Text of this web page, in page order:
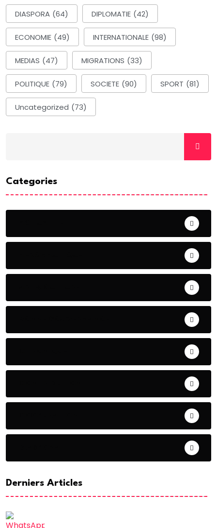
DIASPORA (64) DIPLOMATIE (42)
ECONOMIE (49) INTERNATIONALE (98)
MEDIAS (47) MIGRATIONS (33)
POLITIQUE (79) SOCIETE (90) SPORT (81)
Uncategorized (73)
Categories
Derniers Articles